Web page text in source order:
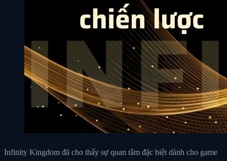
Infinity Kingdom đã cho thấy sự quan tâm đặc biệt dành cho game